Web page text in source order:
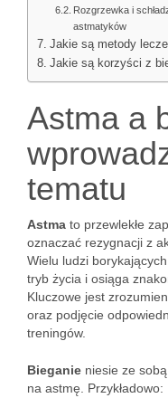
Rozgrzewka i
astmatyków
Jakie są metody
Jakie są korzyści z
Astma a
tematu
Astma to przewlekłe
oznaczać rezygnacji z
Wielu ludzi
tryb życia i osiąga
Kluczowe jest
oraz podjęcie
treningów.
Bieganie niesie ze
na astmę. Przykładowo: